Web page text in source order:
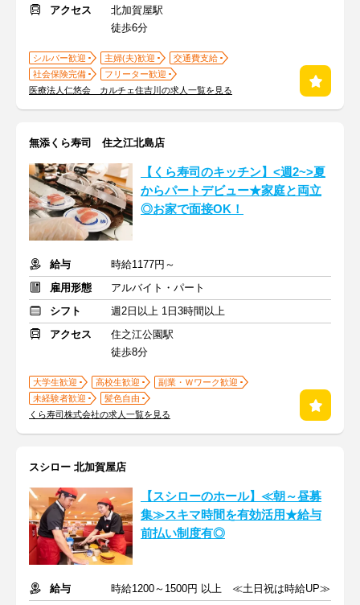
アクセス
北加賀屋駅
徒歩6分
シルバー歓迎 主婦(夫)歓迎
交通費支給
社会保険完備
フリーター歓迎
医療法人仁悠会 カルチェ住吉川の求人一覧を見る
無添くら寿司 住之江北島店
【くら寿司のキッチン】<週2~>夏
からパートデビュー★家庭と両立
◎お家で面接OK！
給与
時給1177円～
雇用形態
アルバイト・パート
シフト
週2日以上 1日3時間以上
アクセス
住之江公園駅
徒歩8分
大学生歓迎 高校生歓迎
副業・Ｗワーク歓迎
未経験者歓迎
髪色自由
くら寿司株式会社の求人一覧を見る
スシロー 北加賀屋店
【スシローのホール】≪朝～昼募
集≫スキマ時間を有効活用★給与
前払い制度有◎
給与 時給1200～1500円 以上 ≪土日祝は時給UP≫